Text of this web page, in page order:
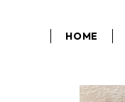
HOME